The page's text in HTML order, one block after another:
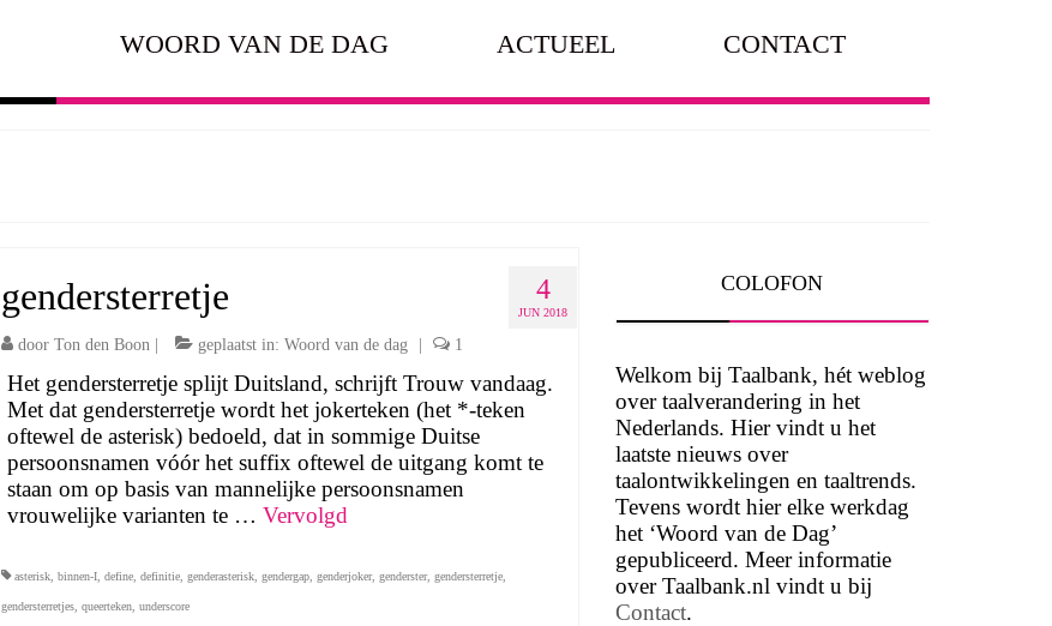
WOORD VAN DE DAG ACTUEEL CONTACT
4
JUN 2018
gendersterretje
door Ton den Boon| geplaatst in: Woord van de dag 1
Het gendersterretje splijt Duitsland, schrijft Trouw vandaag.
Met dat gendersterretje wordt het jokerteken (het *-teken
oftewel de asterisk) bedoeld, dat in sommige Duitse
persoonsnamen vóór het suffix oftewel de uitgang komt te
staan om op basis van mannelijke persoonsnamen
vrouwelijke varianten te … Vervolgd
asterisk, binnen-I, define, definitie, genderasterisk, gendergap, genderjoker, genderster, gendersterretje,
gendersterretjes, queerteken, underscore
COLOFON
Welkom bij Taalbank, hét weblog
over taalverandering in het
Nederlands. Hier vindt u het
laatste nieuws over
taalontwikkelingen en taaltrends.
Tevens wordt hier elke werkdag
het ‘Woord van de Dag’
gepubliceerd. Meer informatie
over Taalbank.nl vindt u bij
Contact.